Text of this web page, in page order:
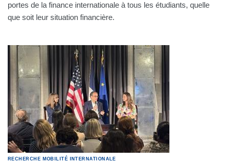
portes de la finance internationale à tous les étudiants, quelle
que soit leur situation financière.
RECHERCHE MOBILITÉ INTERNATIONALE